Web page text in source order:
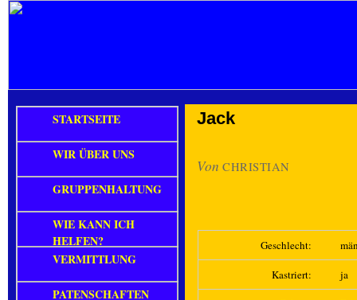
Jack
Von CHRISTIAN
Geschlecht:
Kastriert: ja
STARTSEITE
WIR ÜBER UNS
GRUPPENHALTUNG
WIE KANN ICH
HELFEN?
VERMITTLUNG
PATENSCHAFTEN